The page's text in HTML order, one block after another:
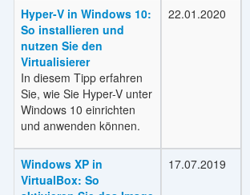
Hyper-V in Windows 10:
So installieren und
nutzen Sie den
Virtualisierer
In diesem Tipp erfahren
Sie, wie Sie Hyper-V unter
Windows 10 einrichten
und anwenden können.
22.01.2020
Windows XP in
VirtualBox: So
17.07.2019